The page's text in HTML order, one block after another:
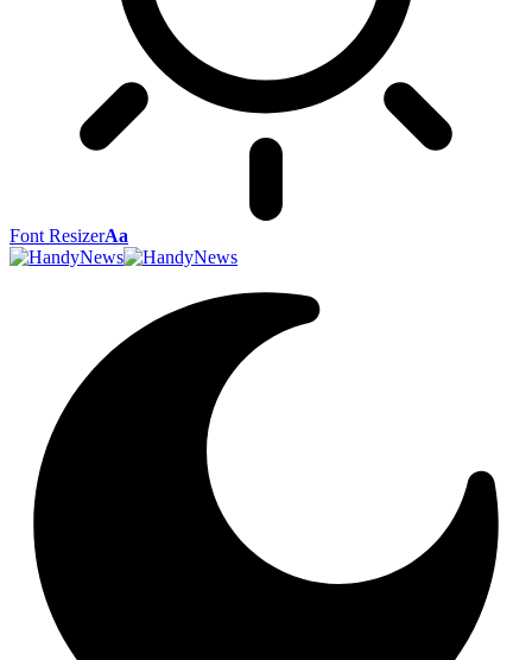
Font ResizerAa